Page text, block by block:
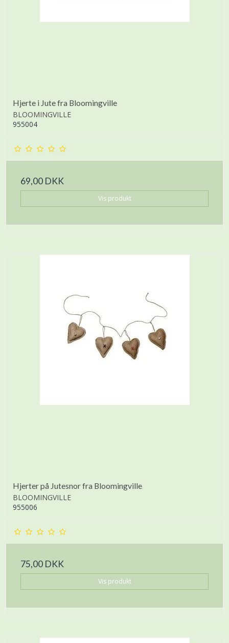
Hjerte i Jute fra Bloomingville
BLOOMINGVILLE
955004
69,00 DKK
Vis produkt
Hjerter på Jutesnor fra Bloomingville
BLOOMINGVILLE
955006
75,00 DKK
Vis produkt